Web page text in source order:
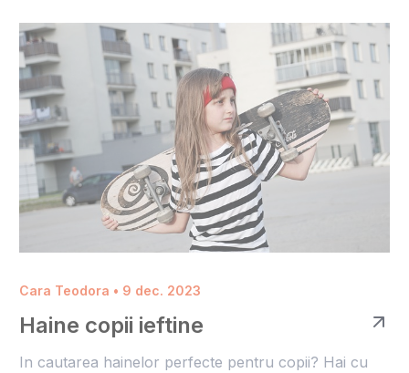
Cara Teodora • 9 dec. 2023
Haine copii ieftine
In cautarea hainelor perfecte pentru copii? Hai cu